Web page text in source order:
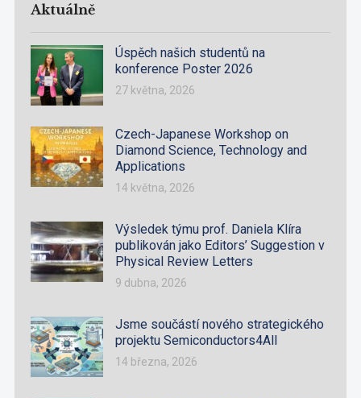
Aktuálně
Úspěch našich studentů na
konference Poster 2026
27 května, 2026
Czech-Japanese Workshop on
Diamond Science, Technology and
Applications
14 května, 2026
Výsledek týmu prof. Daniela Klíra
publikován jako Editors’ Suggestion v
Physical Review Letters
9 dubna, 2026
Jsme součástí nového strategického
projektu Semiconductors4All
14 března, 2026